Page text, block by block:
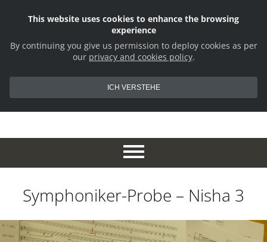
Symphoniker-Probe – Nisha 3
This website uses cookies to enhance the browsing
experience
By continuing you give us permission to deploy cookies as per
our privacy and cookies policy.
ICH VERSTEHE